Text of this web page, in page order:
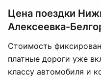
Цена поездки
Алексеевка-
Стоимость
платные дороги уже
классу автомобиля и